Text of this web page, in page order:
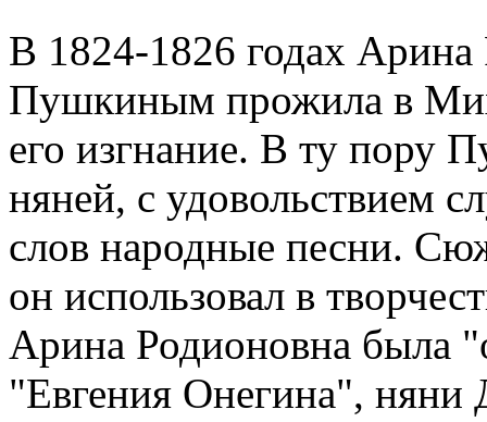
В 1824-1826 годах Арина
Пушкиным прожила в
его изгнание. В ту пору
няней, с удовольствием
слов народные песни.
он использовал в
Арина Родионовна была
"Евгения Онегина", няни